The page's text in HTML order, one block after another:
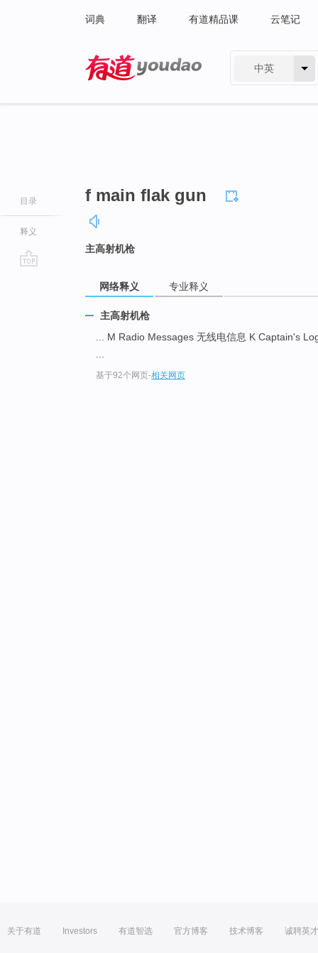
词典 翻译 有道精品课 云笔记
中英
目录
释义
f main flak gun
主高射机枪
网络释义 专业释义
主高射机枪
... M Radio Messages 无线电信息 K Captain's
基于92个网页-相关网页
关于有道 Investors 有道智选 官方博客 技术博客 诚聘英才